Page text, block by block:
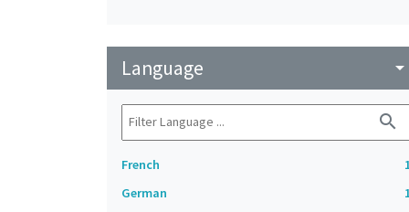
Language arrow_drop_down
search
French
German